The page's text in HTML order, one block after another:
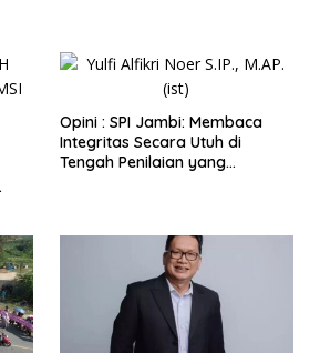
Opini : SPI Jambi: Membaca
Integritas Secara Utuh di
Tengah Penilaian yang